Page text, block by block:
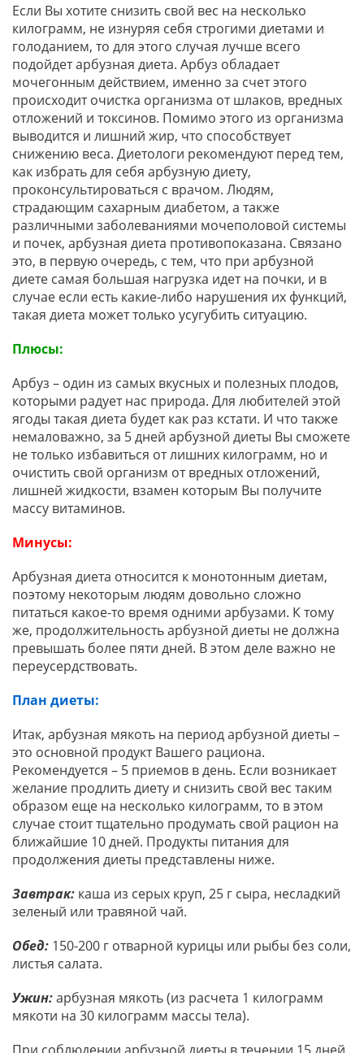
Если Вы хотите снизить свой вес на несколько
килограмм, не изнуряя себя строгими диетами и
голоданием, то для этого случая лучше всего
подойдет арбузная диета. Арбуз обладает
мочегонным действием, именно за счет этого
происходит очистка организма от шлаков, вредных
отложений и токсинов. Помимо этого из организма
выводится и лишний жир, что способствует
снижению веса. Диетологи рекомендуют перед тем,
как избрать для себя арбузную диету,
проконсультироваться с врачом. Людям,
страдающим сахарным диабетом, а также
различными заболеваниями мочеполовой системы
и почек, арбузная диета противопоказана. Связано
это, в первую очередь, с тем, что при арбузной
диете самая большая нагрузка идет на почки, и в
случае если есть какие-либо нарушения их функций,
такая диета может только усугубить ситуацию.
Плюсы:
Арбуз – один из самых вкусных и полезных плодов,
которыми радует нас природа. Для любителей этой
ягоды такая диета будет как раз кстати. И что также
немаловажно, за 5 дней арбузной диеты Вы сможете
не только избавиться от лишних килограмм, но и
очистить свой организм от вредных отложений,
лишней жидкости, взамен которым Вы получите
массу витаминов.
Минусы:
Арбузная диета относится к монотонным диетам,
поэтому некоторым людям довольно сложно
питаться какое-то время одними арбузами. К тому
же, продолжительность арбузной диеты не должна
превышать более пяти дней. В этом деле важно не
переусердствовать.
План диеты:
Итак, арбузная мякоть на период арбузной диеты –
это основной продукт Вашего рациона.
Рекомендуется – 5 приемов в день. Если возникает
желание продлить диету и снизить свой вес таким
образом еще на несколько килограмм, то в этом
случае стоит тщательно продумать свой рацион на
ближайшие 10 дней. Продукты питания для
продолжения диеты представлены ниже.
Завтрак: каша из серых круп, 25 г сыра, несладкий
зеленый или травяной чай.
Обед: 150-200 г отварной курицы или рыбы без соли,
листья салата.
Ужин:арбузная мякоть (из расчета 1 килограмм
мякоти на 30 килограмм массы тела).